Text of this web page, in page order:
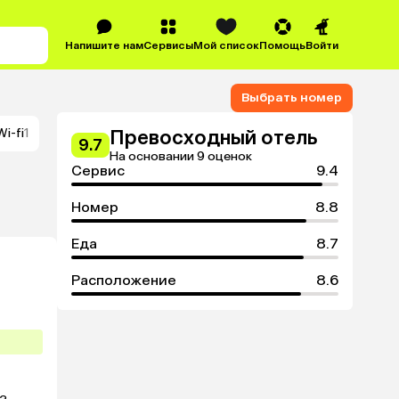
Напишите намСервисыМой списокПомощьВойти
fi1
Выбрать номер
9.7 Превосходный отель
На основании 9 оценок
Сервис 9.4
Номер 8.8
Еда 8.7
Расположение 8.6